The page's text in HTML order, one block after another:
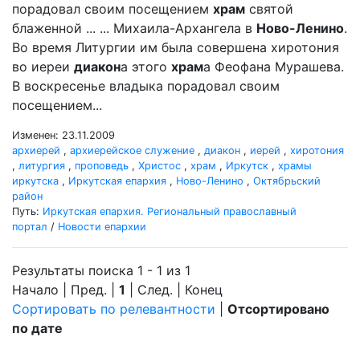
порадовал своим посещением храм святой
блаженной ... ... Михаила-Архангела в Ново-Ленино.
Во время Литургии им была совершена хиротония
во иереи диакона этого храма Феофана Мурашева.
В воскресенье владыка порадовал своим
посещением...
Изменен: 23.11.2009
архиерей , архиерейское служение , диакон , иерей , хиротония
, литургия , проповедь , Христос , храм , Иркутск , храмы
иркутска , Иркутская епархия , Ново-Ленино , Октябрьский
район
Путь: Иркутская епархия. Региональный православный
портал / Новости епархии
Результаты поиска 1 - 1 из 1
Начало | Пред. | 1 | След. | Конец
Сортировать по релевантности
Отсортировано
по дате